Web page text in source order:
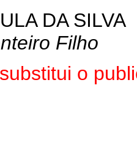
DA SILVA
Filho
o